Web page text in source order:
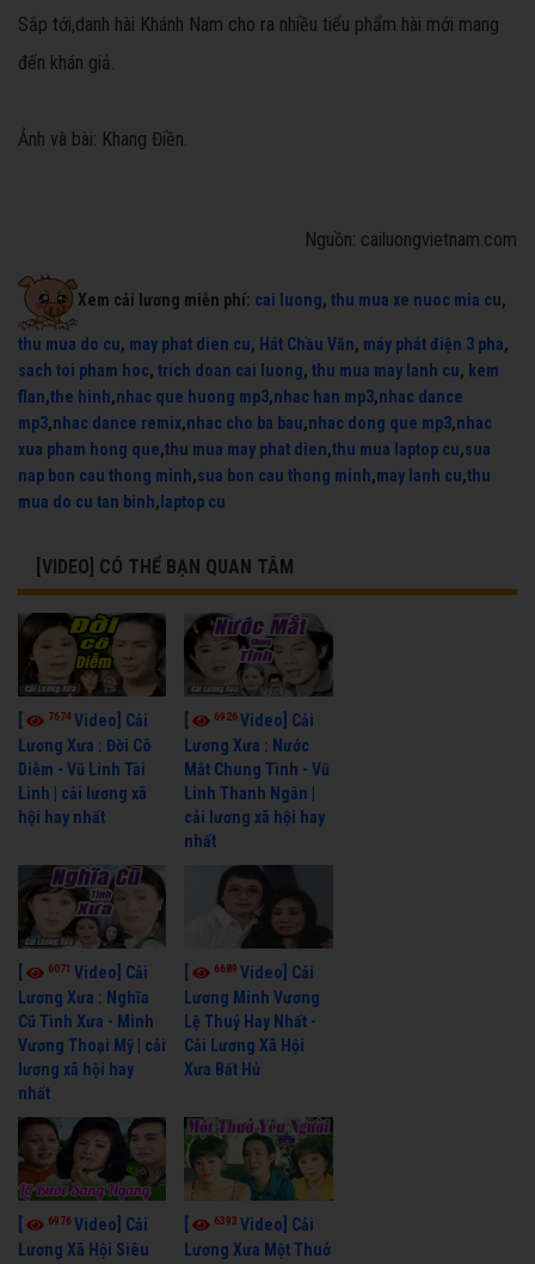
Sắp tới,danh hài Khánh Nam cho ra nhiều tiểu phẩm hài mới mang
đến khán giả.
Ảnh và bài: Khang Điền.
Nguồn: cailuongvietnam.com
Xem cải lương miễn phí: cai luong, thu mua xe nuoc mia cu,
thu mua do cu, may phat dien cu, Hát Chầu Văn, máy phát điện 3 pha,
sach toi pham hoc, trich doan cai luong, thu mua may lanh cu, kem
flan,the hinh,nhac que huong mp3,nhac han mp3,nhac dance
mp3,nhac dance remix,nhac cho ba bau,nhac dong que mp3,nhac
xua pham hong que,thu mua may phat dien,thu mua laptop cu,sua
nap bon cau thong minh,sua bon cau thong minh,may lanh cu,thu
mua do cu tan binh, laptop cu
[VIDEO] CÓ THỂ BẠN QUAN TÂM
7674Video] Cải
Lương Xưa : Đời Cô
Diễm - Vũ Linh Tài
Linh | cải lương xã
hội hay nhất
6926Video] Cải
Lương Xưa : Nước
Mắt Chung Tình - Vũ
Linh Thanh Ngân |
cải lương xã hội hay
nhất
6071 Video] Cải
Lương Xưa : Nghĩa
Cũ Tình Xưa - Minh
Vương Thoại Mỹ | cải
lương xã hội hay
nhất
6689Video] Cải
Lương Minh Vương
Lệ Thuỷ Hay Nhất -
Cải Lương Xã Hội
Xưa Bất Hủ
6976Video] Cải
Lương Xã Hội Siêu
6393Video] Cải
Lương Xưa Một Thuở